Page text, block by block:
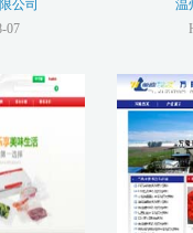
公司
07
温